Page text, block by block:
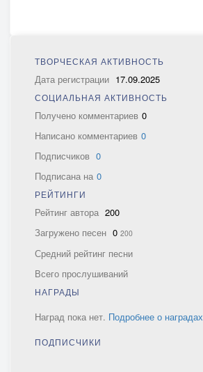
ТВОРЧЕСКАЯ АКТИВНОСТЬ
Дата регистрации 17.09.2025
СОЦИАЛЬНАЯ АКТИВНОСТЬ
Получено комментариев 0
Написано комментариев 0
Подписчиков 0
Подписана на 0
РЕЙТИНГИ
Рейтинг автора 200
Загружено песен 0 200
Средний рейтинг песни
Всего прослушиваний
НАГРАДЫ
Наград пока нет. Подробнее о наградах
ПОДПИСЧИКИ